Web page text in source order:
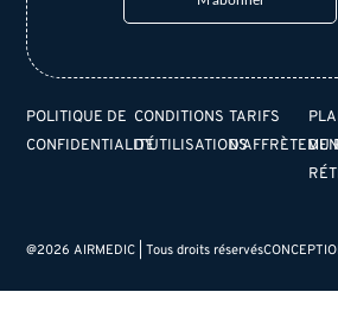
POLITIQUE DE
CONFIDENTIALITÉ
CONDITIONS
D’UTILISATIONS
TARIFS
DU
@2026 AIRMEDIC | Tous droits réservés